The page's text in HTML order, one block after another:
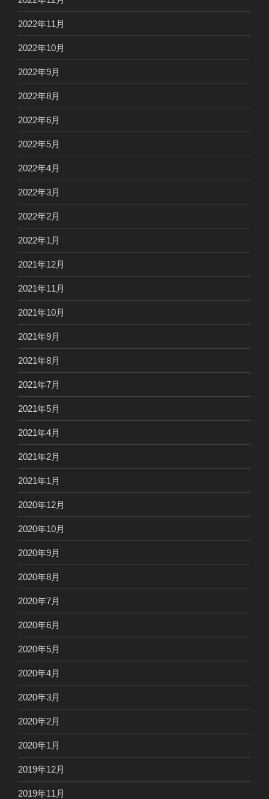
2022年11月
2022年10月
2022年9月
2022年8月
2022年6月
2022年5月
2022年4月
2022年3月
2022年2月
2022年1月
2021年12月
2021年11月
2021年10月
2021年9月
2021年8月
2021年7月
2021年5月
2021年4月
2021年2月
2021年1月
2020年12月
2020年10月
2020年9月
2020年8月
2020年7月
2020年6月
2020年5月
2020年4月
2020年3月
2020年2月
2020年1月
2019年12月
2019年11月